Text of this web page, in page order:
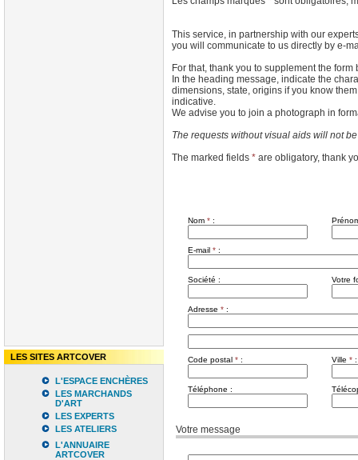
LES SITES ARTCOVER
L'ESPACE ENCHÈRES
LES MARCHANDS
D'ART
LES EXPERTS
LES ATELIERS
L'ANNUAIRE
ARTCOVER
This service, in partnership with our
you will communicate to us directly by e-
For that, thank you to supplement the form
In the heading message, indicate the
dimensions, state, origins if you know
indicative.
We advise you to join a photograph in
The requests without visual aids will not
The marked fields * are obligatory, thank
Nom * :
E-mail * :
Société : Votre
Adresse * :
Code postal * : Ville * :
Téléphone :
Votre message